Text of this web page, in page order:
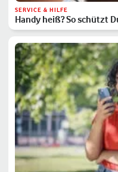
SERVICE & HILFE
Handy heiß? So schützt